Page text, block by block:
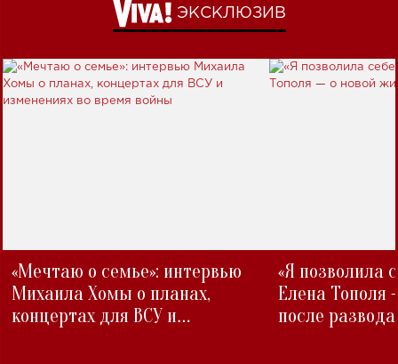
ЭКСКЛЮЗИВ
«Мечтаю о семье»: интервью
Михаила Хомы о планах,
концертах для ВСУ и
«Я позволила
Елена Тополя
после развода